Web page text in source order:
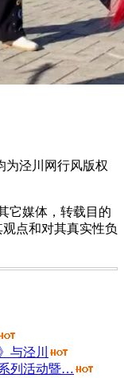
为泾川网行风版权
它媒体，转载目的
点和对其真实性负
与泾川
列活动暨…